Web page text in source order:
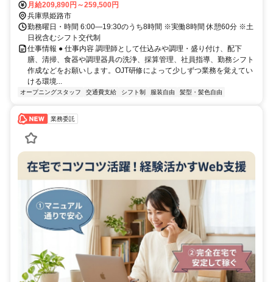
月給209,890円～259,500円
兵庫県姫路市
勤務曜日・時間 6:00—19:30のうち8時間 ※実働8時間 休憩60分 ※土
日祝含むシフト交代制
仕事情報 ● 仕事内容 調理師として仕込みや調理・盛り付け、配下
膳、清掃、食器や調理器具の洗浄、採算管理、社員指導、勤務シフト
作成などをお願いします。OJT研修によって少しずつ業務を覚えてい
ける環境...
オープニングスタッフ 交通費支給 シフト制 服装自由 髪型・髪色自由
業務委託